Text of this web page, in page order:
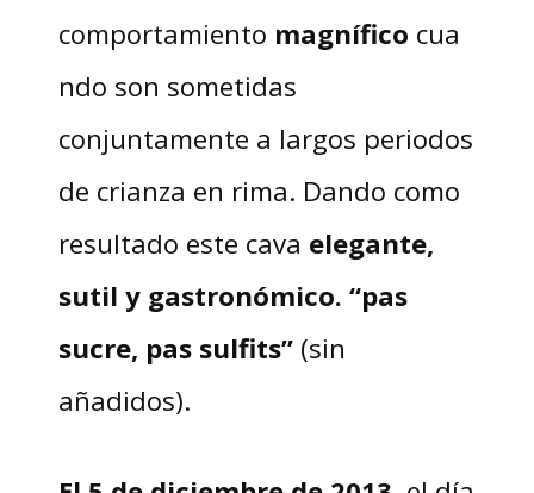
comportamiento magnífico cua
ndo son sometidas
conjuntamente a largos periodos
de crianza en rima. Dando como
resultado este cava elegante,
sutil y gastronómico. “pas
sucre, pas sulfits” (sin
añadidos).